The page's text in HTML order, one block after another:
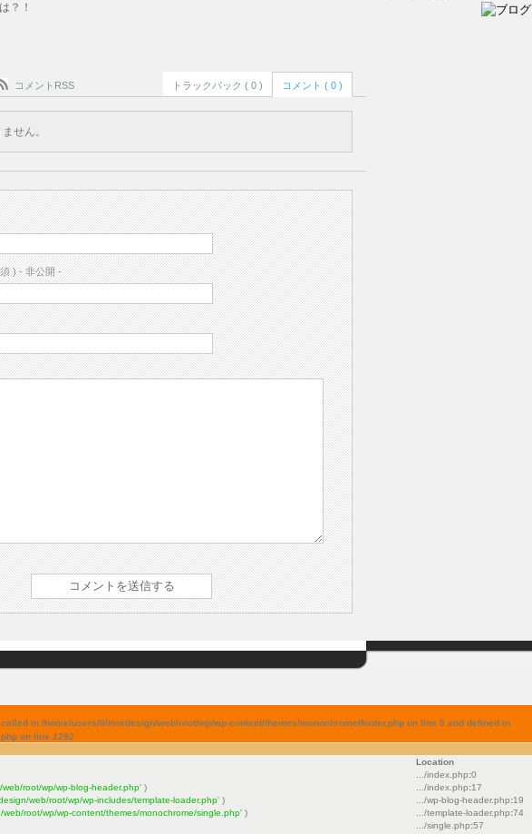
？！
コメントRSS トラックバック ( 0 ) コメント ( 0 )
せん。
) - 非公開 -
in /home/users/0/mordesign/web/root/wp/wp-content/themes/monochrome/footer.php on line 5 and defined in
on line 1292
Location
.../index.php:0
root/wp/wp-blog-header.php' ) .../index.php:17
web/root/wp/wp-includes/template-loader.php' ) .../wp-blog-header.php:19
root/wp/wp-content/themes/monochrome/single.php' ) .../template-loader.php:74
.../single.php:57